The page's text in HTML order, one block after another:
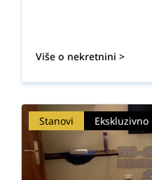
Više o nekretnini >
Stanovi Ekskluzivno